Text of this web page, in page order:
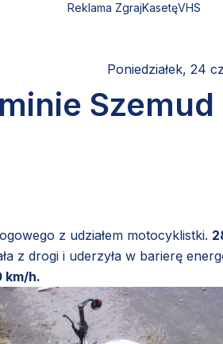
Reklama ZgrajKasetęVHS
Poniedziałek, 24
Szemud
z udziałem motocyklistki.
z drogi i uderzyła w barierę
km/h.